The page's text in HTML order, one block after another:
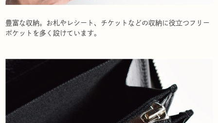
豊富な収納。お札やレシート、チケットなどの収納に役立つフリー
ポケットを多く設けています。